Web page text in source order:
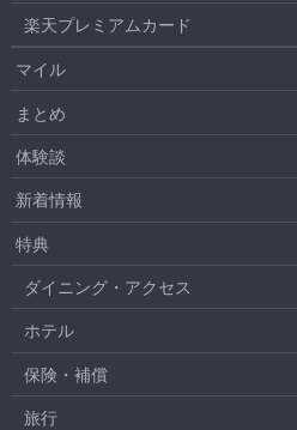
楽天プレミアムカード
マイル
まとめ
体験談
新着情報
特典
ダイニング・アクセス
ホテル
保険・補償
旅行